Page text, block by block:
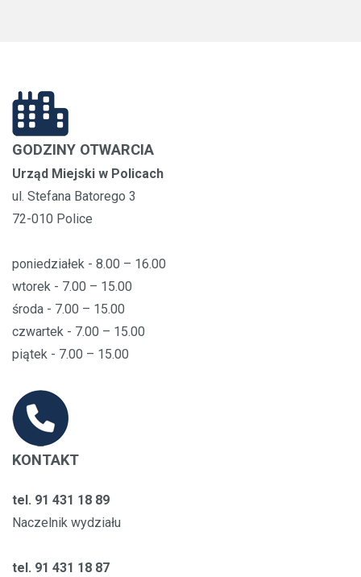
GODZINY OTWARCIA
Urząd Miejski w Policach
ul. Stefana Batorego 3
72-010 Police
poniedziałek - 8.00 – 16.00
wtorek - 7.00 – 15.00
środa - 7.00 – 15.00
czwartek - 7.00 – 15.00
piątek - 7.00 – 15.00
KONTAKT
tel. 91 431 18 89
Naczelnik wydziału
tel. 91 431 18 87